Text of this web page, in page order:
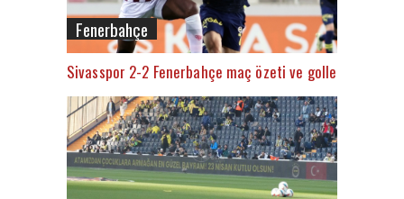
Fenerbahçe
Sivasspor 2-2 Fenerbahçe maç özeti ve golleri (İZLE)